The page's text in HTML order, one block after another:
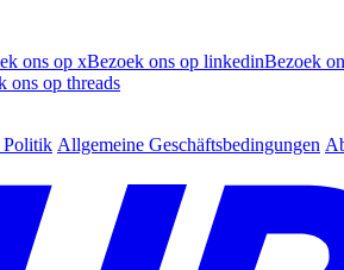
ons op xBezoek ons op linkedinBezoek
ons op threads
Politik Allgemeine Geschäftsbedingungen